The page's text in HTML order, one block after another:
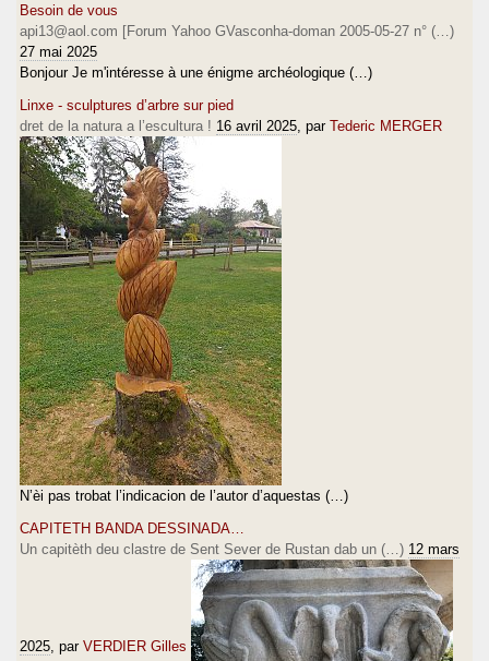
Besoin de vous
api13@aol.com [Forum Yahoo GVasconha-doman 2005-05-27 n° (…)
27 mai 2025
Bonjour Je m'intéresse à une énigme archéologique (…)
Linxe - sculptures d’arbre sur pied
dret de la natura a l’escultura ! 16 avril 2025 , par Tederic MERGER
N’èi pas trobat l’indicacion de l’autor d’aquestas (…)
CAPITETH BANDA DESSINADA…
Un capitèth deu clastre de Sent Sever de Rustan dab un (…) 12 mars
2025 , par VERDIER Gilles